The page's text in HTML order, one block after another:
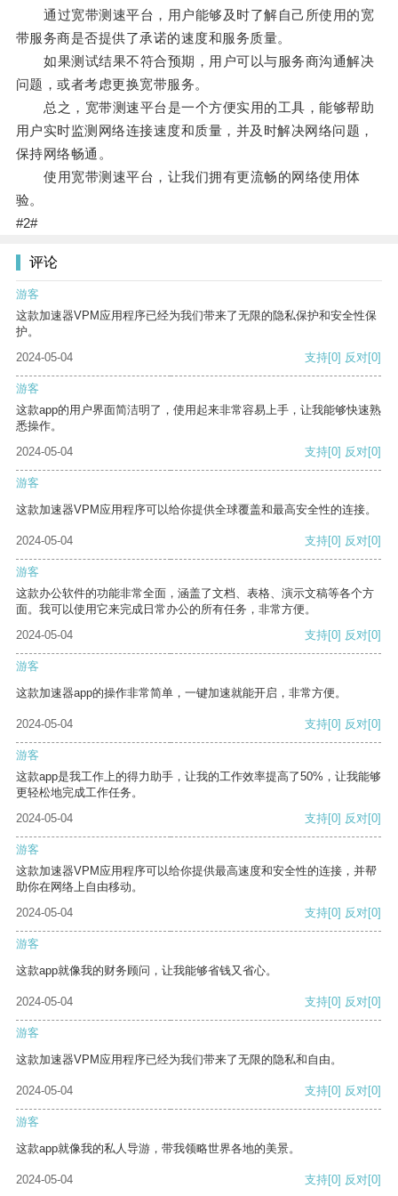
通过宽带测速平台，用户能够及时了解自己所使用的宽
带服务商是否提供了承诺的速度和服务质量。
如果测试结果不符合预期，用户可以与服务商沟通解决
问题，或者考虑更换宽带服务。
总之，宽带测速平台是一个方便实用的工具，能够帮助
用户实时监测网络连接速度和质量，并及时解决网络问题，
保持网络畅通。
使用宽带测速平台，让我们拥有更流畅的网络使用体
验。
#2#
评论
游客
这款加速器VPM应用程序已经为我们带来了无限的隐私保护和安全性保
护。
2024-05-04
支持[0] 反对[0]
游客
这款app的用户界面简洁明了，使用起来非常容易上手，让我能够快速熟
悉操作。
2024-05-04
支持[0] 反对[0]
游客
这款加速器VPM应用程序可以给你提供全球覆盖和最高安全性的连接。
2024-05-04 支持[0] 反对[0]
游客
这款办公软件的功能非常全面，涵盖了文档、表格、演示文稿等各个方
面。我可以使用它来完成日常办公的所有任务，非常方便。
2024-05-04
支持[0] 反对[0]
游客
这款加速器app的操作非常简单，一键加速就能开启，非常方便。
2024-05-04 支持[0] 反对[0]
游客
这款app是我工作上的得力助手，让我的工作效率提高了50%，让我能够
更轻松地完成工作任务。
2024-05-04
支持[0] 反对[0]
游客
这款加速器VPM应用程序可以给你提供最高速度和安全性的连接，并帮
助你在网络上自由移动。
2024-05-04
支持[0] 反对[0]
游客
这款app就像我的财务顾问，让我能够省钱又省心。
2024-05-04 支持[0] 反对[0]
游客
这款加速器VPM应用程序已经为我们带来了无限的隐私和自由。
2024-05-04 支持[0] 反对[0]
游客
这款app就像我的私人导游，带我领略世界各地的美景。
2024-05-04 支持[0] 反对[0]